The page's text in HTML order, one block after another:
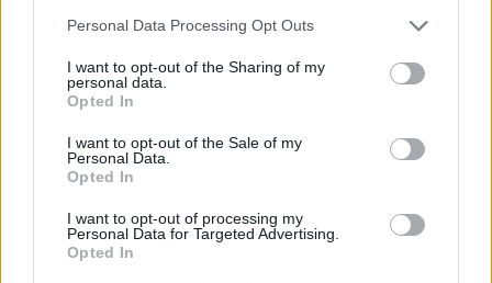
Personal Data Processing Opt Outs
I want to opt-out of the Sharing of my
personal data.
Opted In
I want to opt-out of the Sale of my
Personal Data.
Opted In
I want to opt-out of processing my
Personal Data for Targeted Advertising.
Opted In
In evidenza